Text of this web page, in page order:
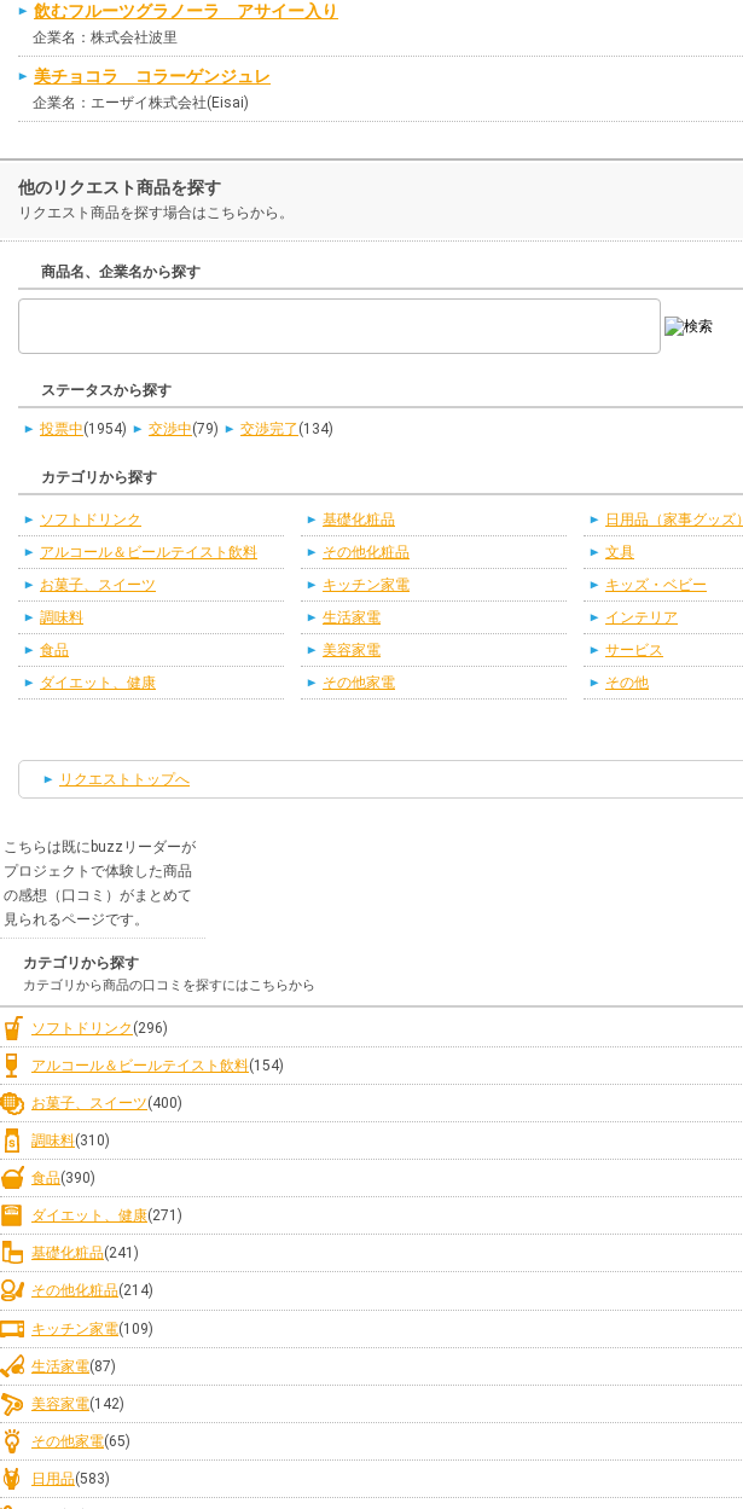
飲むフルーツグラノーラ アサイー入り
企業名：株式会社波里
美チョコラ コラーゲンジュレ
企業名：エーザイ株式会社(Eisai)
他のリクエスト商品を探す
リクエスト商品を探す場合はこちらから。
商品名、企業名から探す
ステータスから探す
投票中(1954) 交渉中(79) 交渉完了 (134)
カテゴリから探す
ソフトドリンク
アルコール＆ビールテイスト飲料
お菓子、スイーツ
調味料
食品
ダイエット、健康
基礎化粧品
その他化粧品
キッチン家電
生活家電
美容家電
その他家電
日用品（家事グッズ）
文具
キッズ・ベビー
インテリア
サービス
その他
リクエストトップへ
こちらは既にbuzzリーダーが
プロジェクトで体験した商品
の感想（口コミ）がまとめて
見られるページです。
カテゴリから探す
カテゴリから商品の口コミを探すにはこちらから
ソフトドリンク (296)
アルコール＆ビールテイスト飲料(154)
お菓子、スイーツ(400)
調味料(310)
食品(390)
ダイエット、健康(271)
基礎化粧品(241)
その他化粧品(214)
キッチン家電(109)
生活家電(87)
美容家電(142)
その他家電(65)
日用品(583)